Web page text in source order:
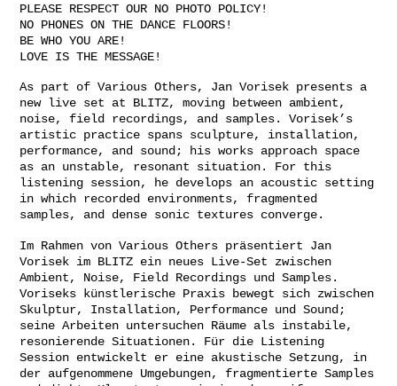
PLEASE RESPECT OUR NO PHOTO POLICY!
NO PHONES ON THE DANCE FLOORS!
BE WHO YOU ARE!
LOVE IS THE MESSAGE!
As part of Various Others, Jan Vorisek presents a
new live set at BLITZ, moving between ambient,
noise, field recordings, and samples. Vorisek’s
artistic practice spans sculpture, installation,
performance, and sound; his works approach space
as an unstable, resonant situation. For this
listening session, he develops an acoustic setting
in which recorded environments, fragmented
samples, and dense sonic textures converge.
Im Rahmen von Various Others präsentiert Jan
Vorisek im BLITZ ein neues Live-Set zwischen
Ambient, Noise, Field Recordings und Samples.
Voriseks künstlerische Praxis bewegt sich zwischen
Skulptur, Installation, Performance und Sound;
seine Arbeiten untersuchen Räume als instabile,
resonierende Situationen. Für die Listening
Session entwickelt er eine akustische Setzung, in
der aufgenommene Umgebungen, fragmentierte Samples